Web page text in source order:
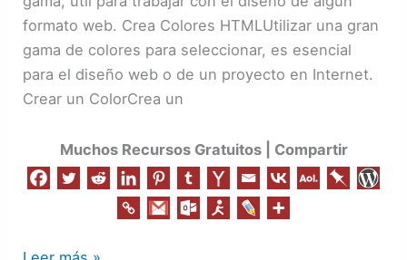
formato web. Crea Colores HTMLUtilizar una gran
gama de colores para seleccionar, es esencial
para el diseño web o de un proyecto en Internet.
Crear un ColorCrea un
Muchos Recursos Gratuitos | Compartir